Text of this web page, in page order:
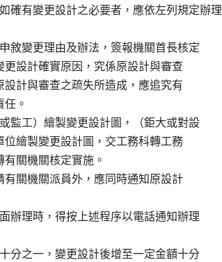
確有變更設計之必要者，應依左列規定辦理
申敘變更理由及辦法，簽報機關首長核定
變更設計確實原因，究係原設計與審查
原設計與審查之疏失所造成，應追究有
任。
或監工）繪製變更設計圖，（鉅大或對設
單位繪製變更設計圖，交工務科轉工務
有關機關核定實施。
請有關機關派員外，應同時通知原設計
面辦理時，得按上述程序以電話通知辦理
十分之一，變更設計後增至一定金額十分